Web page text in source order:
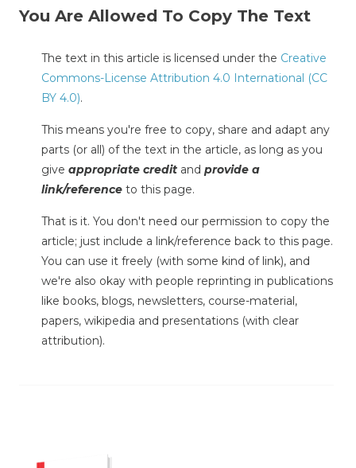
You Are Allowed To Copy The Text
The text in this article is licensed under the Creative
Commons-License Attribution 4.0 International (CC
BY 4.0).
This means you're free to copy, share and adapt any
parts (or all) of the text in the article, as long as you
give appropriate credit and provide a
link/reference to this page.
That is it. You don't need our permission to copy the
article; just include a link/reference back to this page.
You can use it freely (with some kind of link), and
we're also okay with people reprinting in publications
like books, blogs, newsletters, course-material,
papers, wikipedia and presentations (with clear
attribution).